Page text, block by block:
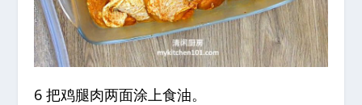
6 把鸡腿肉两面涂上食油。